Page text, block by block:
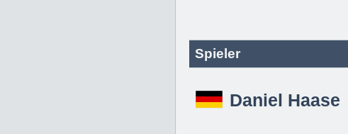
Spieler
Daniel Haase